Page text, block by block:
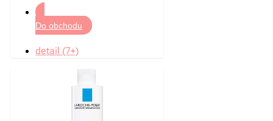
Do obchodu
detail (7+)